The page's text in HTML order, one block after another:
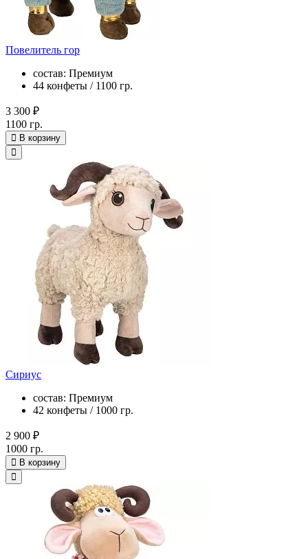
Повелитель гор
состав: Премиум
44 конфеты / 1100 гр.
3 300 ₽
1100 гр.
В корзину
Сириус
состав: Премиум
42 конфеты / 1000 гр.
2 900 ₽
1000 гр.
В корзину